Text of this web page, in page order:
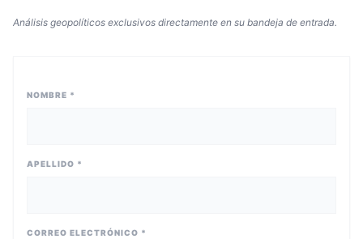
Análisis geopolíticos exclusivos directamente en su bandeja de entrada.
NOMBRE *
APELLIDO *
CORREO ELECTRÓNICO *